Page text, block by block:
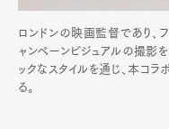
ロンドンの映画監督であり、
ャンペーンビジュアルの撮影
ックなスタイルを通じ、本コ
る。